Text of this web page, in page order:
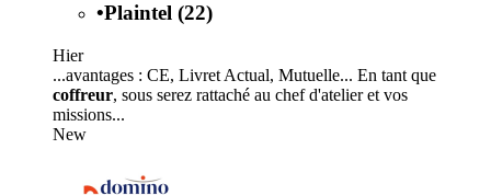
•Plaintel (22)
Hier
...avantages : CE, Livret Actual, Mutuelle... En tant que
coffreur, sous serez rattaché au chef d'atelier et vos
missions...
New